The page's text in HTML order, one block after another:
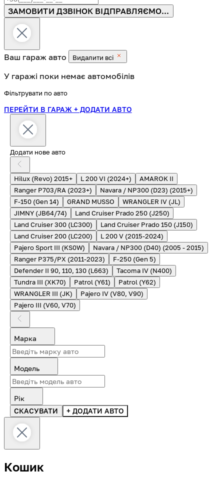
ЗАМОВИТИ ДЗВІНОК ВІДПРАВЛЯЄМО...
Ваш гараж авто Видалити всі
У гаражі поки немає автомобілів
Фільтрувати по авто
ПЕРЕЙТИ В ГАРАЖ + ДОДАТИ АВТО
Додати нове авто
Hilux (Revo) 2015+ L 200 VI (2024+)
AMAROK II
Ranger P703/RA (2023+)
Navara / NP300 (D23) (2015+)
F-150 (Gen 14)
GRAND MUSSO
WRANGLER IV (JL)
JIMNY (JB64/74)
Land Cruiser Prado 250 (J250)
Land Cruiser 300 (LC300)
Land Cruiser Prado 150 (J150)
Land Cruiser 200 (LC200)
L 200 V (2015-2024)
Pajero Sport III (KS0W)
Navara / NP300 (D40) (2005 - 2015)
Ranger P375/PX (2011-2023)
F-250 (Gen 5)
Defender II 90, 110, 130 (L663)
Tacoma IV (N400)
Tundra III (XK70)
Patrol (Y61)
Patrol (Y62)
WRANGLER III (JK)
Pajero IV (V80, V90)
Pajero III (V60, V70)
Марка
Модель
Рік
СКАСУВАТИ
+ ДОДАТИ АВТО
Кошик